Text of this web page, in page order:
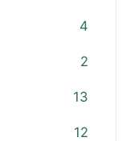
4
2
13
12